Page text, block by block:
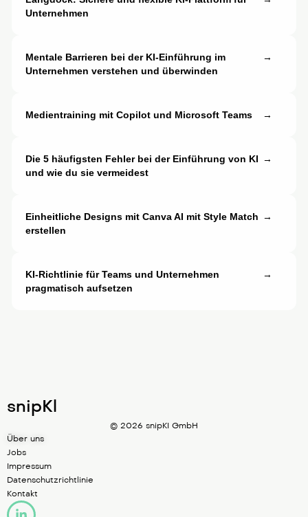
Unternehmen
Mentale Barrieren bei der KI-Einführung im
Unternehmen verstehen und überwinden
→
Medientraining mit Copilot und Microsoft Teams →
Die 5 häufigsten Fehler bei der Einführung von KI
und wie du sie vermeidest
→
Einheitliche Designs mit Canva AI mit Style Match
erstellen
→
KI-Richtlinie für Teams und Unternehmen
pragmatisch aufsetzen
→
snipKl
© 2026 snipKI GmbH
Über uns
Jobs
Impressum
Datenschutzrichtlinie
Kontakt